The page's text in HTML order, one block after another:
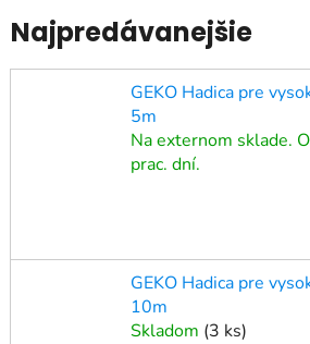
Najpredávanejšie
GEKO Hadica pre
5m
Na externom sklade.
prac. dní.
GEKO Hadica pre
10m
Skladom (3 ks)